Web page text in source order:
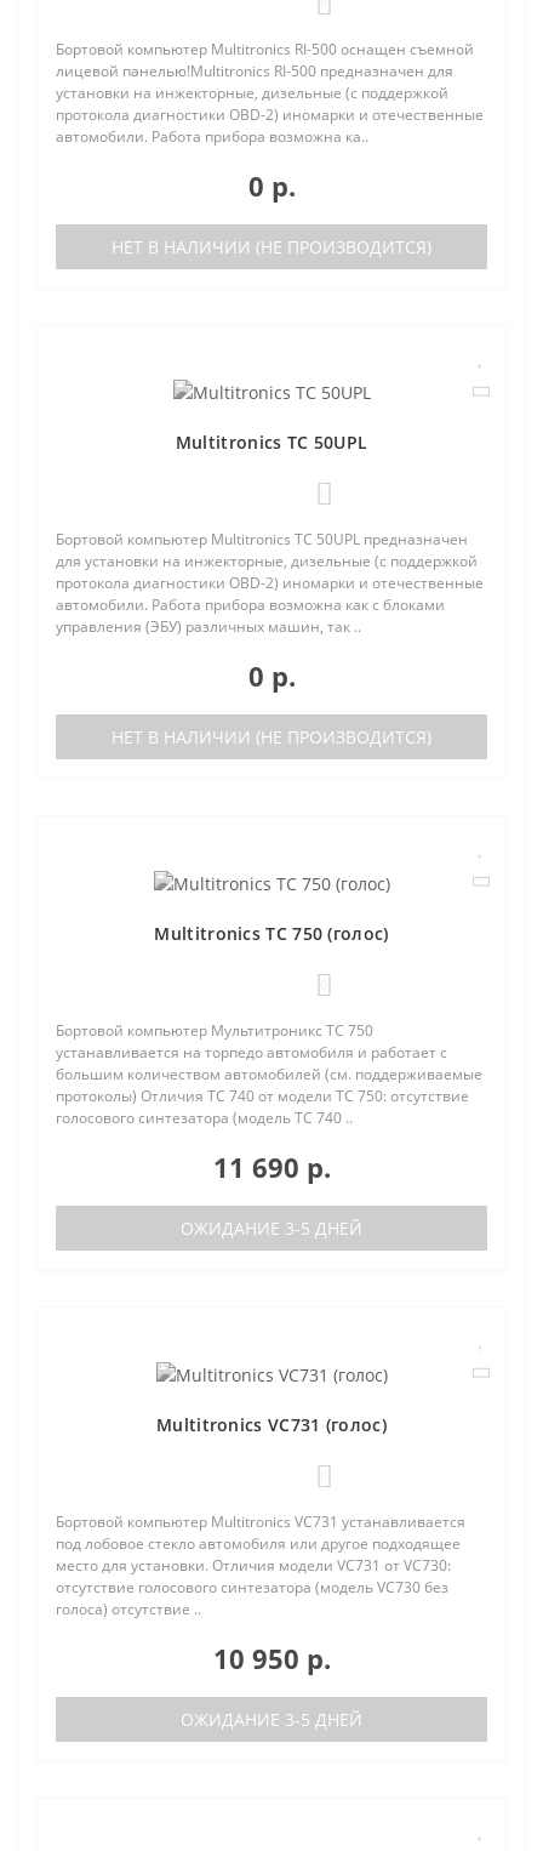
Бортовой компьютер Multitronics RI-500 оснащен съемной
лицевой панелью!Multitronics RI-500 предназначен для
установки на инжекторные, дизельные (с поддержкой
протокола диагностики OBD-2) иномарки и отечественные
автомобили. Работа прибора возможна ка..
0 р.
НЕТ В НАЛИЧИИ (НЕ ПРОИЗВОДИТСЯ)
Multitronics TC 50UPL
Бортовой компьютер Multitronics TC 50UPL предназначен
для установки на инжекторные, дизельные (с поддержкой
протокола диагностики OBD-2) иномарки и отечественные
автомобили. Работа прибора возможна как с блоками
управления (ЭБУ) различных машин, так ..
0 р.
НЕТ В НАЛИЧИИ (НЕ ПРОИЗВОДИТСЯ)
Multitronics TC 750 (голос)
Бортовой компьютер Мультитроникс TC 750
устанавливается на торпедо автомобиля и работает с
большим количеством автомобилей (см. поддерживаемые
протоколы) Отличия TC 740 от модели TC 750: отсутствие
голосового синтезатора (модель TC 740 ..
11 690 р.
ОЖИДАНИЕ 3-5 ДНЕЙ
Multitronics VC731 (голос)
Бортовой компьютер Multitronics VC731 устанавливается
под лобовое стекло автомобиля или другое подходящее
место для установки. Отличия модели VC731 от VC730:
отсутствие голосового синтезатора (модель VC730 без
голоса) отсутствие ..
10 950 р.
ОЖИДАНИЕ 3-5 ДНЕЙ